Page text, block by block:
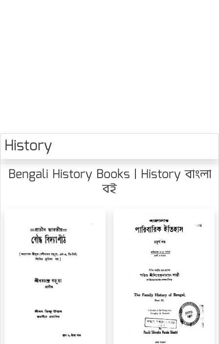
History
Bengali History Books | History বাংলা
বই